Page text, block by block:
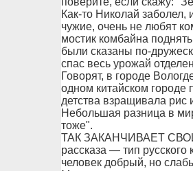
Как-то Николай заболел,
чужие, очень не любят
мостик комбайна
были сказаны по-
спас весь урожай
Говорят, в городе
одном китайском городе
детства взращивала
Небольшая разница в
тоже".
ТАК ЗАКАНЧИВАЕТ СВОЙ
рассказа — тип
человек добрый, но